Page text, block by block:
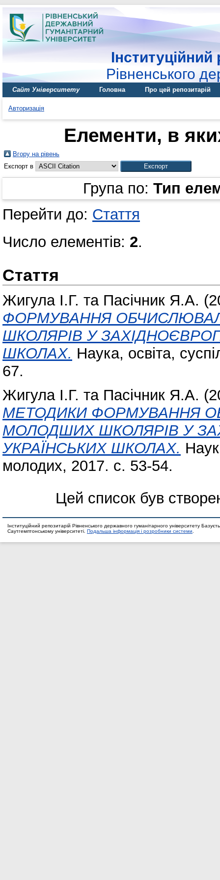
Інституційний
Рівненського
Сайт Університету Головна Про цей репозитарій
Авторизація
Елементи, в
Вгору на рівень
Експорт в
Група по: Тип
Перейти до: Стаття
Число елементів: 2.
Стаття
Жигула І.Г. та Пасічник Я.А.
ФОРМУВАННЯ
ШКОЛЯРІВ У
ШКОЛАХ. Наука, освіта,
67.
Жигула І.Г. та Пасічник Я.А.
МЕТОДИКИ ФОРМУВАННЯ
МОЛОДШИХ ШКОЛЯРІВ У
УКРАЇНСЬКИХ ШКОЛАХ.
молодих, 2017. с. 53-54.
Цей список був
Інституційний репозитарій Рівненського державного гуманітарного університету
Саутгемптонському університеті. Подальша інформація і розробники системи